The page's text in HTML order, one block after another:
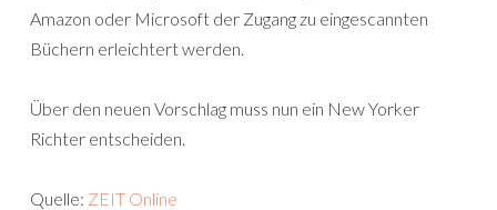
Amazon oder Microsoft der Zugang zu eingescannten
Büchern erleichtert werden.
Über den neuen Vorschlag muss nun ein New Yorker
Richter entscheiden.
Quelle: ZEIT Online